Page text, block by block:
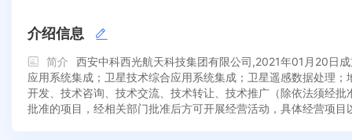
介绍信息
简介
西安中科西光航天科技集团有限公司,2021年01月20日
应用系统集成；卫星技术综合应用系统集成；卫星遥感数据处理
开发、技术咨询、技术交流、技术转让、技术推广（除依法须经
批准的项目，经相关部门批准后方可开展经营活动，具体经营项目